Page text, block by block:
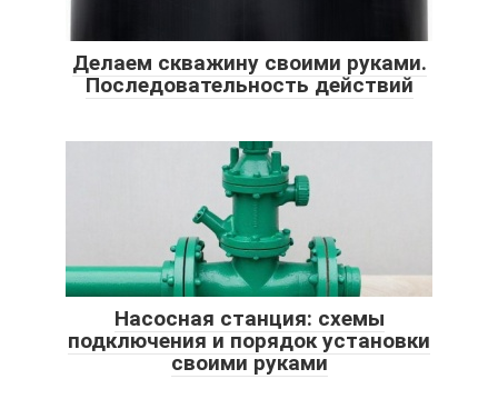
Делаем скважину своими руками.
Последовательность действий
Насосная станция: схемы
подключения и порядок установки
своими руками